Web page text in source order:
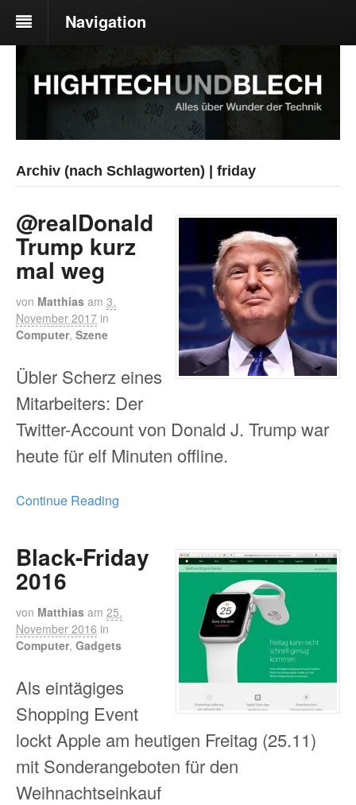
Navigation
Archiv (nach Schlagworten) | friday
@realDonald
Trump kurz
mal weg
von Matthias am 3.
November 2017 in
Computer, Szene
Übler Scherz eines
Mitarbeiters: Der
Twitter-Account von Donald J. Trump war
heute für elf Minuten offline.
Continue Reading
Black-Friday
2016
von Matthias am 25.
November 2016 in
Computer, Gadgets
Als eintägiges
Shopping Event
lockt Apple am heutigen Freitag (25.11)
mit Sonderangeboten für den
Weihnachtseinkauf